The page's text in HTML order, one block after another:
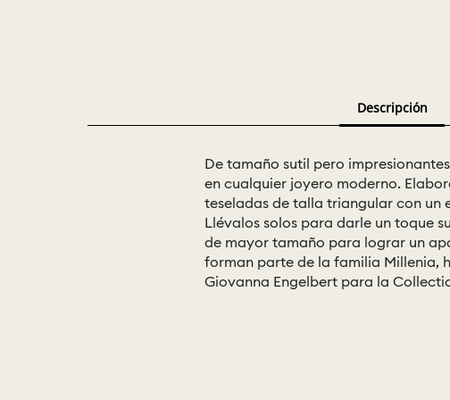
Descripción
De tamaño sutil pero
en cualquier joyero moderno.
teseladas de talla triangular con un
Llévalos solos para darle un toque
de mayor tamaño para lograr un
forman parte de la familia Millenia,
Giovanna Engelbert para la